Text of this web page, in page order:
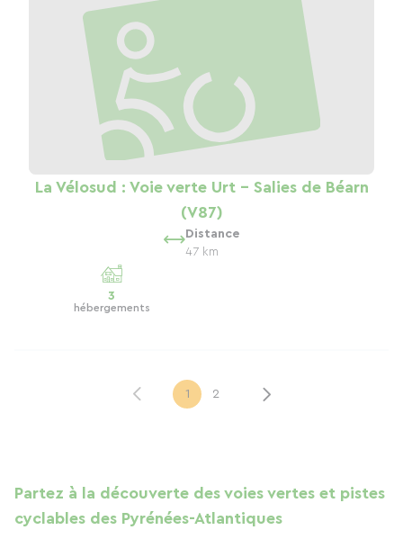
La Vélosud : Voie verte Urt - Salies de Béarn
(V87)
Distance
47 km
3
hébergements
1 2
Partez à la découverte des voies vertes et pistes
cyclables des Pyrénées-Atlantiques